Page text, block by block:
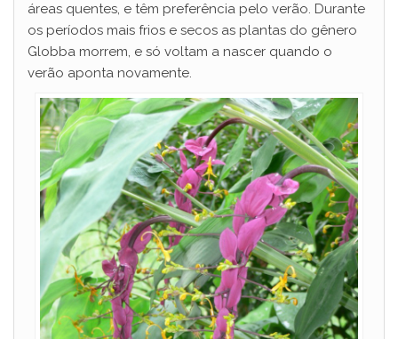
áreas quentes, e têm preferência pelo verão. Durante
os períodos mais frios e secos as plantas do gênero
Globba morrem, e só voltam a nascer quando o
verão aponta novamente.